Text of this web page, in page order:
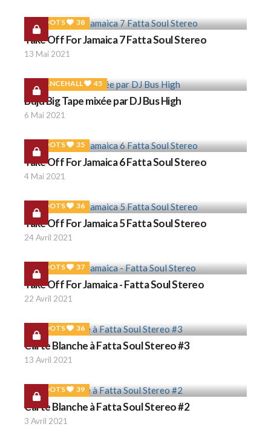
ROOTS 38
Take Off For Jamaica 7 Fatta Soul Stereo
13 Mai 2021
DANCEHALL 45
Buju Big Tape mixée par DJ Bus High
6 Mai 2021
ROOTS 35
Take Off For Jamaica 6 Fatta Soul Stereo
4 Mai 2021
ROOTS 36
Take Off For Jamaica 5 Fatta Soul Stereo
24 Avril 2021
ROOTS 37
Take Off For Jamaica - Fatta Soul Stereo
22 Avril 2021
ROOTS 36
Carte Blanche à Fatta Soul Stereo #3
13 Avril 2021
ROOTS 39
Carte Blanche à Fatta Soul Stereo #2
3 Avril 2021